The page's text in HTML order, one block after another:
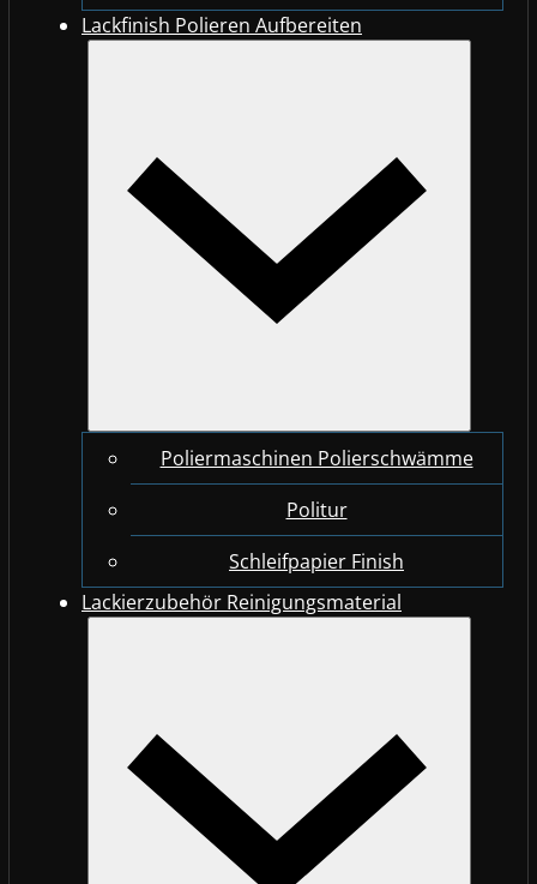
Lackfinish Polieren Aufbereiten
Poliermaschinen Polierschwämme
Politur
Schleifpapier Finish
Lackierzubehör Reinigungsmaterial